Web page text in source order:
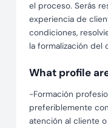
el proceso. Serás
experiencia de
condiciones,
la formalización del
What profile
-Formación
preferiblemente
atención al cliente o